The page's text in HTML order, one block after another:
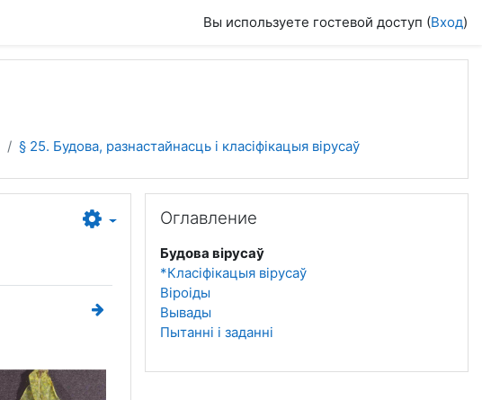
Вы используете гостевой доступ (Вход)
§ 25. Будова, разнастайнасць і класiфiкацыя вірусаў
Оглавление
Будова вірусаў
*Класіфікацыя вірусаў
Віроіды
Вывады
Пытанні і заданні